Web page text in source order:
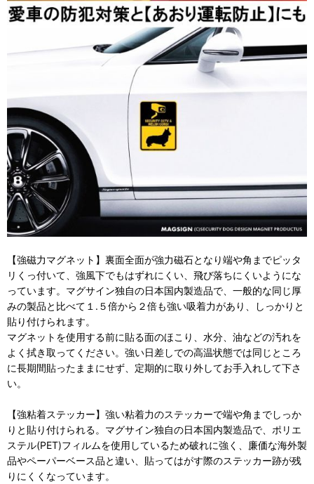
【強磁力マグネット】裏面全面が強力磁石となり端や角までピッタ
リくっ付いて、強風下でもはずれにくい、飛び落ちにくいようにな
っています。マグサイン独自の日本国内製造品で、一般的な同じ厚
みの製品と比べて１.５倍から２倍も強い吸着力があり、しっかりと
貼り付けられます。
マグネットを使用する前に貼る面のほこり、水分、油などの汚れを
よく拭き取ってください。強い日差しでの高温状態では同じところ
に長期間貼ったままにせず、定期的に取り外してお手入れして下さ
い。
【強粘着ステッカー】強い粘着力のステッカーで端や角までしっか
りと貼り付けられる。マグサイン独自の日本国内製造品で、ポリエ
ステル(PET)フィルムを使用しているため破れに強く、廉価な海外製
品やペーパーベース品と違い、貼ってはがす際のステッカー跡が残
りにくくなっています。